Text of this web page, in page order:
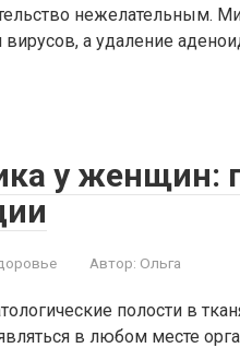
нежелательным.
вирусов, а удаление
у женщин:
Автор: Ольга
полости в
в любом месте